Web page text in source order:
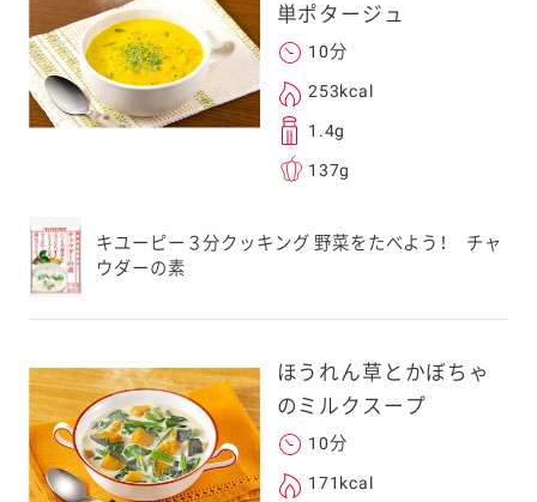
レスは、本サービ
。当社はこの情報
ことはございませ
単ポタージュ
10分
253kcal
1.4g
137g
キユーピー３分クッキング 野菜をたべよう！ チャ
ウダーの素
ほうれん草とかぼちゃ
のミルクスープ
10分
171kcal